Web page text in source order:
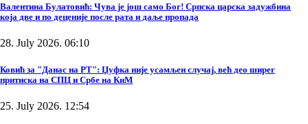
Валентина Булатовић: Чува је још само Бог! Српска царска задужбина
која две и по деценије после рата и даље пропада
28. July 2026. 06:10
Ковић за "Данас на РТ": Џуфка није усамљен случај, већ део ширег
притиска на СПЦ и Србе на КиМ
25. July 2026. 12:54